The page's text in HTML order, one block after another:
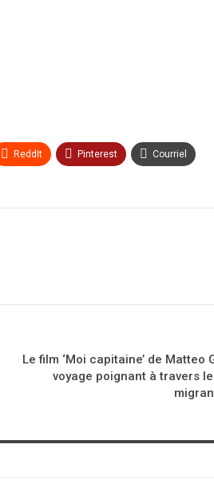
ReddIt Pinterest Courriel
Le film ‘Moi capitaine’ de Matteo
voyage poignant à travers